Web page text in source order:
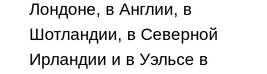
Лондоне, в Англии, в
Шотландии, в Северной
Ирландии и в Уэльсе в